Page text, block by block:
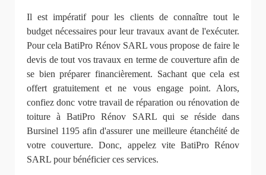
Il est impératif pour les clients de connaître tout le
budget nécessaires pour leur travaux avant de l'exécuter.
Pour cela BatiPro Rénov SARL vous propose de faire le
devis de tout vos travaux en terme de couverture afin de
se bien préparer financièrement. Sachant que cela est
offert gratuitement et ne vous engage point. Alors,
confiez donc votre travail de réparation ou rénovation de
toiture à BatiPro Rénov SARL qui se réside dans
Bursinel 1195 afin d'assurer une meilleure étanchéité de
votre couverture. Donc, appelez vite BatiPro Rénov
SARL pour bénéficier ces services.